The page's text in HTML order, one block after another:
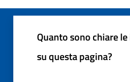
Quanto sono chiare
su questa pagina?